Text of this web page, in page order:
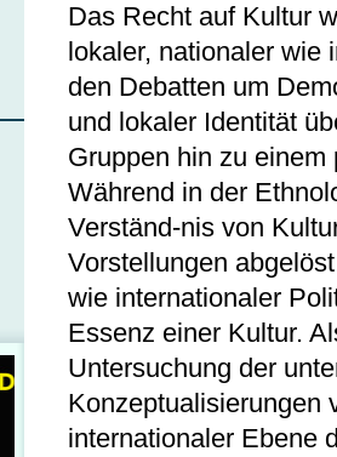
Das Recht auf Kultur
lokaler, nationaler wie
den Debatten um
und lokaler Identität
Gruppen hin zu
Während in der
Verständ-nis von
Vorstellungen
wie internationaler
Essenz einer Kultur.
Untersuchung der
Konzeptualisierungen
internationaler Ebene